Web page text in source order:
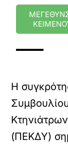
Η
(ΠΕΚΔΥ)